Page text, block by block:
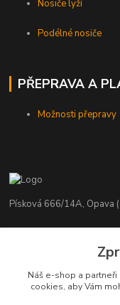
Nosiče lyží
Podélné nosiče
PŘEPRAVA A
Možnosti přepravy
Písková 666/14A, Opava
+420 776 839
info@nosice.com
Náš e-shop a partneři
cookies, aby Vám